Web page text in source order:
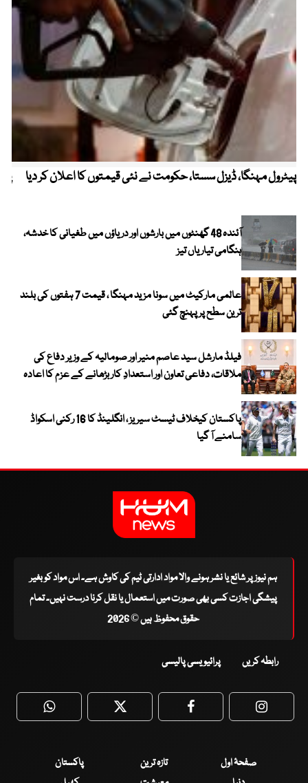
پیٹرول مہنگا، ڈیزل سستا، حکومت نے نئی قیمتوں کا اعلان کر دیا
آئندہ 48 گھنٹوں میں بارشوں اور دریاؤں میں طغیانی کا خدشہ،
ہنگامی تیاریاں تیز
عالمی مارکیٹ میں سونا مزید مہنگا ، قیمت 7 ہفتوں کی بلند
ترین سطح پر پہنچ گئی
فیلڈ مارشل سید عاصم منیر اور صومالیہ کے وزیر دفاع کی
ملاقات، دفاعی تعاون اور استعدادِ کار بڑھانے کے عزم کا اعادہ
پاکستان کیخلاف ٹیسٹ سیریز ، انگلینڈ کا 16 رکنی اسکواڈ
سامنے آ گیا
ہم نیوز پر شائع یا نشر ہونے والا مواد ادارتی ٹیم کی کاوش ہے۔ اس مواد کو بغیر
پیشگی اجازت کسی بھی صورت میں استعمال یا نقل کرنا درست نہیں۔ تمام
حقوق محفوظ ہیں © 2026
رابطہ کریں پرائیویسی پالیسی
WhatsApp Twitter Facebook
صفحۂ اول تازہ ترین
پاکستان